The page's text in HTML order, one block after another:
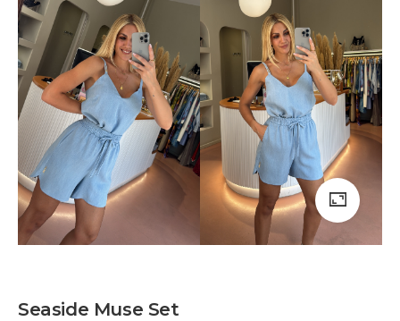
Seaside Muse Set